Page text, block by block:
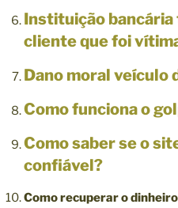
Instituição
cliente que foi
Dano moral veículo
Como funciona o
Como saber se o
confiável?
Como recuperar o